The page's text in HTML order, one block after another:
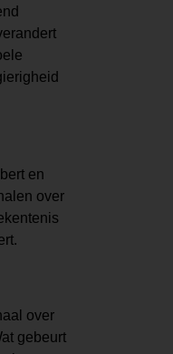
en
over
over
gebeurt